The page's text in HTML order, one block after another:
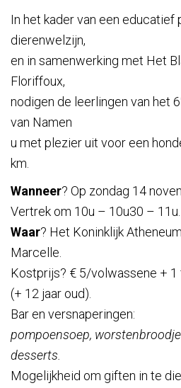
Seminaries
Asielen
Verblijf
Het
Blauwe
Kruis
Wetgeving
Partners
Pers
De
Kantine
In het kader van een educatief
dierenwelzijn,
en in samenwerking met Het
Floriffoux,
nodigen de leerlingen van het 6
van Namen
u met plezier uit voor een
km.
Wanneer? Op zondag 14
Vertrek om 10u – 10u30 – 11u.
Waar? Het Koninklijk
Marcelle.
Kostprijs? € 5/volwassene + 1
(+ 12 jaar oud).
Bar en versnaperingen:
pompoensoep,
desserts.
Mogelijkheid om giften in te